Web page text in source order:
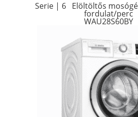
Serie | 6 Elöltöltős
fordulat/perc
WAU28S60BY